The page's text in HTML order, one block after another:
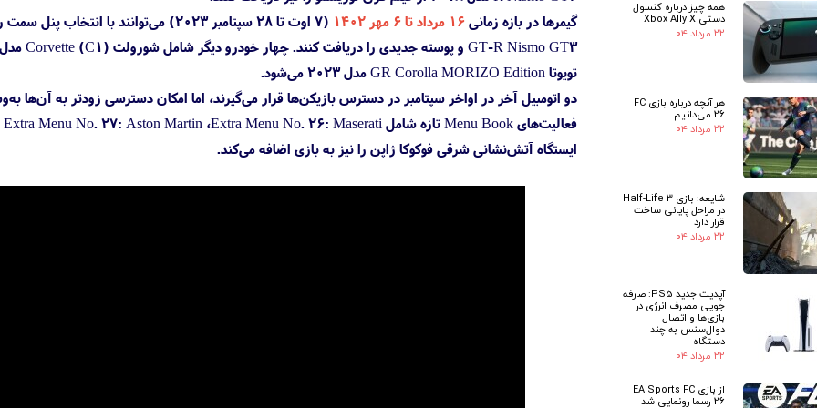
گیمرها در بازه زمانی ۱۶ مرداد تا ۶ مهر ۱۴۰۲
تویوتا GR Corolla MORIZO Edition مدل ۲۰۲۳ می‌شود.
ایستگاه آتش‌نشانی شرقی فوکوکا ژاپن را نیز به بازی اضافه می‌کند.
همه چیز درباره کنسول
دستی Xbox Ally X
۲۲ مرداد ۰۴
هر آنچه درباره بازی FC
26 می‌دانیم
۲۲ مرداد ۰۴
شایعه: بازی Half-Life 3
در مراحل پایانی ساخت
قرار دارد
۲۲ مرداد ۰۴
آپدیت جدید PS5: صرفه
جویی مصرف انرژی در
بازی‌ها و اتصال
دوال‌سنس به چند
دستگاه
۲۲ مرداد ۰۴
از بازی EA Sports FC
26 رسما رونمایی شد